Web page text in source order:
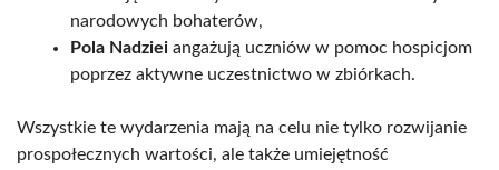
narodowych bohaterów,
Pola Nadziei angażują uczniów w pomoc hospicjom
poprzez aktywne uczestnictwo w zbiórkach.
Wszystkie te wydarzenia mają na celu nie tylko rozwijanie
prospołecznych wartości, ale także umiejętność